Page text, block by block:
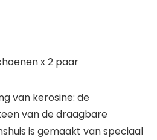
x 2 paar
van kerosine: de
van de draagbare
is gemaakt van speciaal